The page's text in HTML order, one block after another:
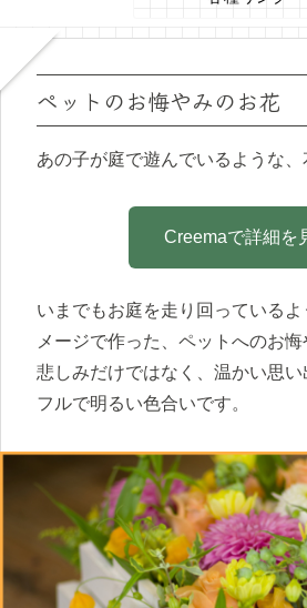
ペットのお悔やみのお花
あの子が庭で遊んでいるような、
Creemaで詳細を
いまでもお庭を走り回っている
メージで作った、ペットへのお悔
悲しみだけではなく、温かい思
フルで明るい色合いです。